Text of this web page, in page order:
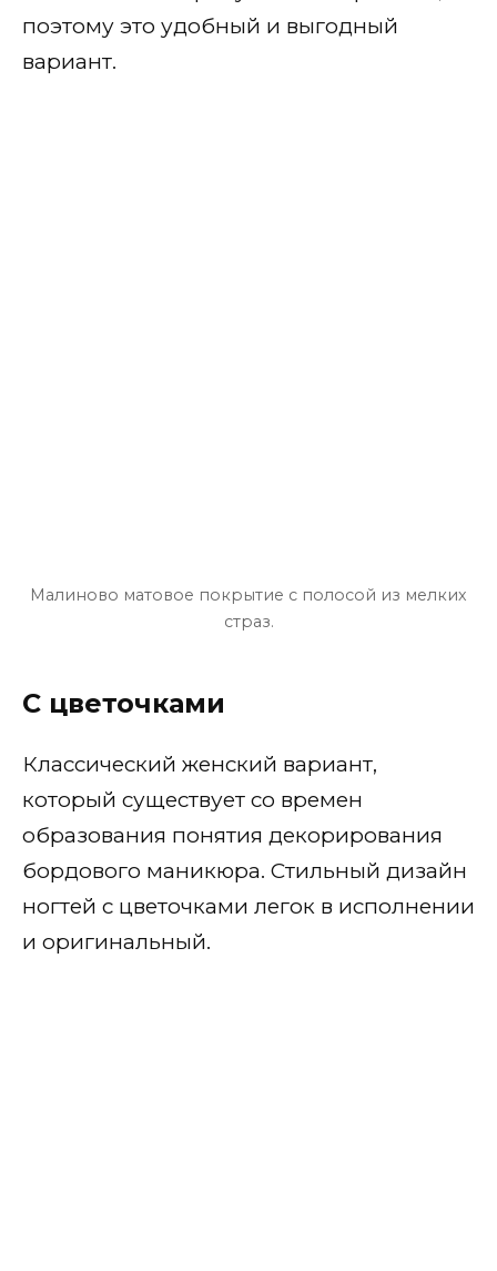
поэтому это удобный и выгодный
вариант.
Малиново матовое покрытие с полосой из мелких
страз.
С цветочками
Классический женский вариант,
который существует со времен
образования понятия декорирования
бордового маникюра. Стильный дизайн
ногтей с цветочками легок в исполнении
и оригинальный.